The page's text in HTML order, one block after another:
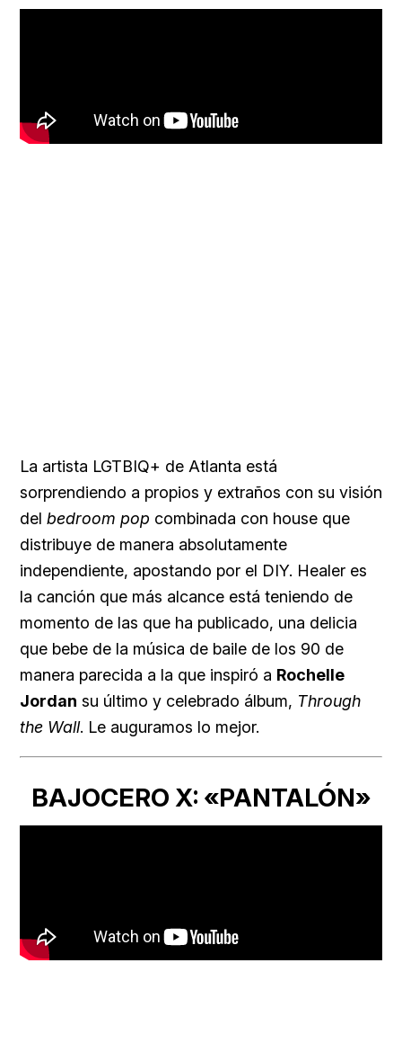
La artista LGTBIQ+ de Atlanta está
sorprendiendo a propios y extraños con su visión
del bedroom pop combinada con house que
distribuye de manera absolutamente
independiente, apostando por el DIY. Healer es
la canción que más alcance está teniendo de
momento de las que ha publicado, una delicia
que bebe de la música de baile de los 90 de
manera parecida a la que inspiró a Rochelle
Jordan su último y celebrado álbum, Through
the Wall. Le auguramos lo mejor.
BAJOCERO X: «PANTALÓN»